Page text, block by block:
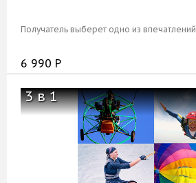
Получатель выберет одно из впечатлений
6 990 Р
3 в 1